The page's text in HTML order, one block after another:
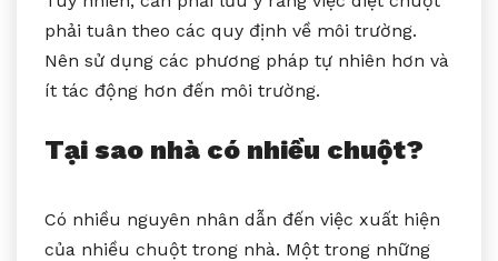
phải tuân theo các quy định về môi trường.
Nên sử dụng các phương pháp tự nhiên hơn và
ít tác động hơn đến môi trường.
Tại sao nhà có nhiều chuột?
Có nhiều nguyên nhân dẫn đến việc xuất hiện
của nhiều chuột trong nhà. Một trong những